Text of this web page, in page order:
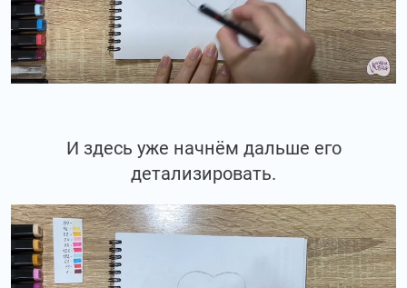
И здесь уже начнём дальше его
детализировать.